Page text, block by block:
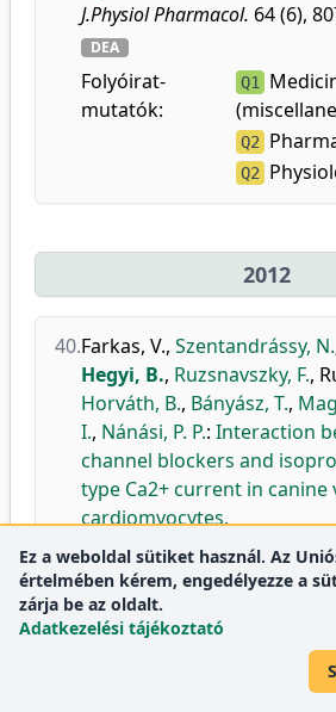
J.Physiol Pharmacol. 64 (6),
DEA
Folyóirat-
mutatók:
Q1
Q2
Q2
2012
40.Farkas, V., Szentandrássy, N.
Hegyi, B., Ruzsnavszky, F.,
Horváth, B., Bányász, T.,
I., Nánási, P. P.: Interaction
channel blockers and
type Ca2+ current in
cardiomyocytes.
Acta Physiol.
206 (1), 42-50,
doi DEA
Folyóirat-mutatók:
Farkas, V.
Ez a weboldal sütiket használ. Az
értelmében kérem, engedélyezze a
zárja be az oldalt.
Adatkezelési tájékoztató